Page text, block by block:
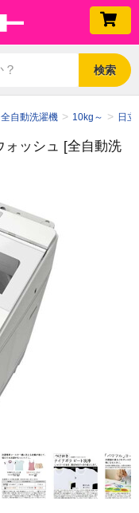
検索
全自動洗濯機 10kg～ 日
ォッシュ [全自動洗